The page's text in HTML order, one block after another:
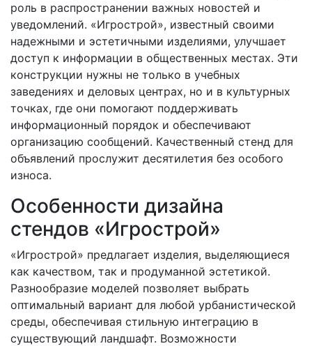
роль в распространении важных новостей и
уведомлений. «Игрострой», известный своими
надежными и эстетичными изделиями, улучшает
доступ к информации в общественных местах. Эти
конструкции нужны не только в учебных
заведениях и деловых центрах, но и в культурных
точках, где они помогают поддерживать
информационный порядок и обеспечивают
организацию сообщений. Качественный стенд для
объявлений прослужит десятилетия без особого
износа.
Особенности дизайна
стендов «Игрострой»
«Игрострой» предлагает изделия, выделяющиеся
как качеством, так и продуманной эстетикой.
Разнообразие моделей позволяет выбрать
оптимальный вариант для любой урбанистической
среды, обеспечивая стильную интеграцию в
существующий ландшафт. Возможности